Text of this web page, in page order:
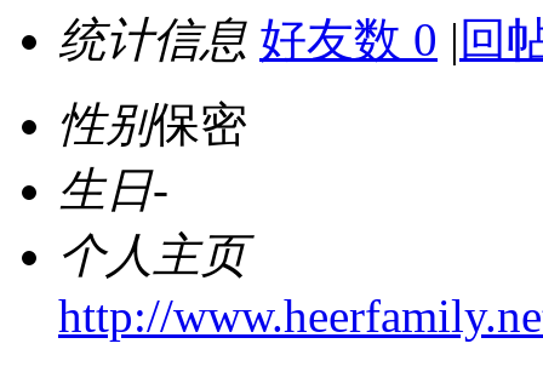
统计信息 好友数 0 | 回
性别保密
生日-
个人主页
http://